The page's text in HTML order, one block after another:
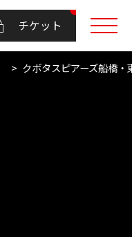
チケット
クボタスピアーズ船橋・